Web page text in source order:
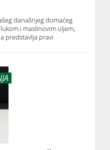
današnjeg domaćeg
i maslinovim uljem,
predstavlja pravi